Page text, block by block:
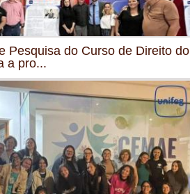
Pesquisa do Curso de Direito do
a pro...